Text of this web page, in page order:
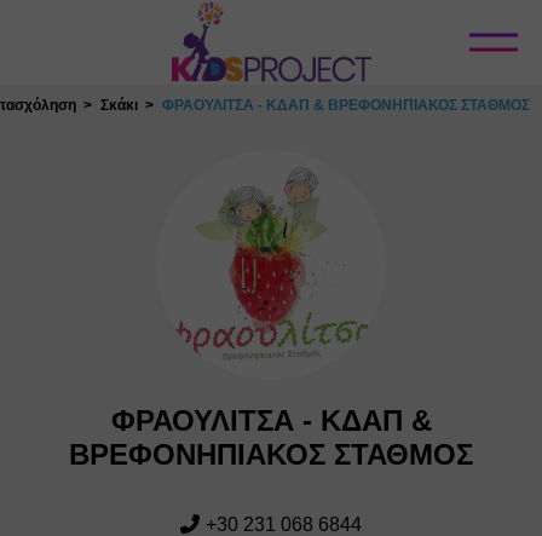
Κλείσιμο
Σκάκι ΦΡΑΟΥΛΙΤΣΑ - ΚΔΑΠ & ΒΡΕΦΟΝΗΠΙΑΚΟΣ ΣΤΑΘΜΟΣ
ΦΡΑΟΥΛΙΤΣΑ - ΚΔΑΠ &
ΒΡΕΦΟΝΗΠΙΑΚΟΣ ΣΤΑΘΜΟΣ
+30 231 068 6844